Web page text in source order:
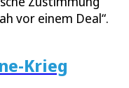
vor einem Deal“.
Krieg